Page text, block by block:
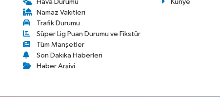
Hava Durumu
Namaz Vakitleri
Trafik Durumu
Süper Lig Puan Durumu ve Fikstür
Tüm Manşetler
Son Dakika Haberleri
Haber Arşivi
Künye